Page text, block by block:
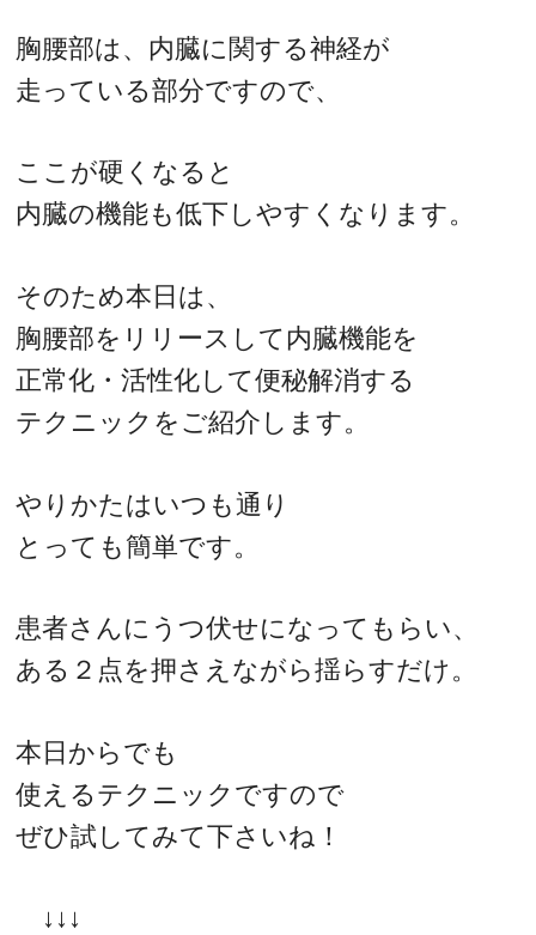
胸腰部は、内臓に関する神経が
走っている部分ですので、
ここが硬くなると
内臓の機能も低下しやすくなります。
そのため本日は、
胸腰部をリリースして内臓機能を
正常化・活性化して便秘解消する
テクニックをご紹介します。
やりかたはいつも通り
とっても簡単です。
患者さんにうつ伏せになってもらい、
ある２点を押さえながら揺らすだけ。
本日からでも
使えるテクニックですので
ぜひ試してみて下さいね！
↓↓↓